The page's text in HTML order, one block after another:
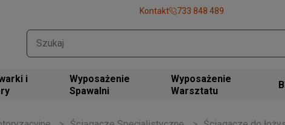
Kontakt 733 848 489
i
Wyposażenie
Spawalni
Wyposażenie
Warsztatu